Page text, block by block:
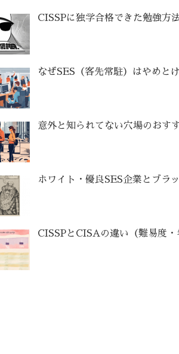
CISSPに独学合格できた勉強方
なぜSES（客先常駐）はやめと
意外と知られてない穴場のおす
ホワイト・優良SES企業とブラ
CISSPとCISAの違い（難易度・